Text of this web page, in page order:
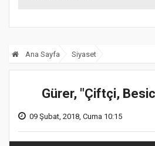
Ana Sayfa Siyaset
Gürer, "Çiftçi,
09 Şubat, 2018, Cuma 10:15